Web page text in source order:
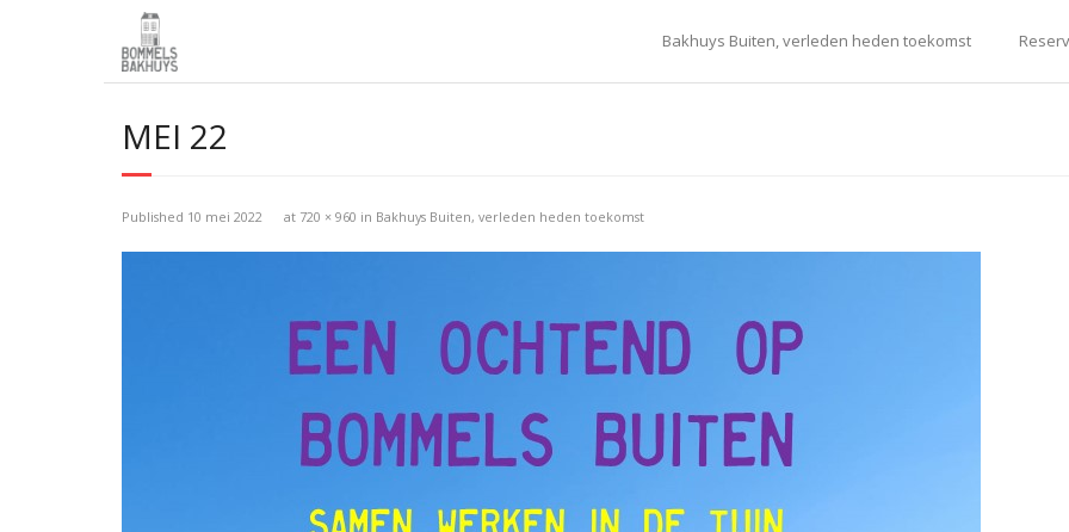
Bakhuys Buiten, verleden heden toekomst
MEI 22
Published 10 mei 2022 at 720 × 960 in Bakhuys Buiten, verleden heden toekomst